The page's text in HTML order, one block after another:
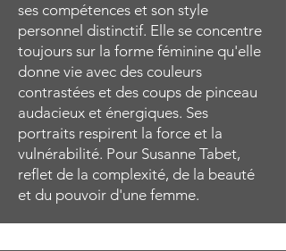
ses compétences et son style
personnel distinctif. Elle se concentre
toujours sur la forme féminine qu'elle
donne vie avec des couleurs
contrastées et des coups de pinceau
audacieux et énergiques. Ses
portraits respirent la force et la
vulnérabilité. Pour Susanne Tabet,
reflet de la complexité, de la beauté
et du pouvoir d'une femme.